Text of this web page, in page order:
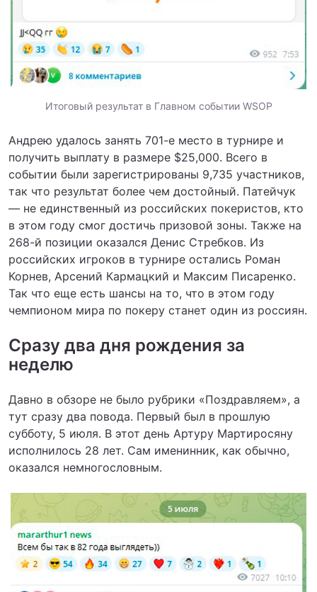
Итоговый результат в Главном событии WSOP
Андрею удалось занять 701-е место в турнире и
получить выплату в размере $25,000. Всего в
событии были зарегистрированы 9,735 участников,
так что результат более чем достойный. Патейчук
— не единственный из российских покеристов, кто
в этом году смог достичь призовой зоны. Также на
268-й позиции оказался Денис Стребков. Из
российских игроков в турнире остались Роман
Корнев, Арсений Кармацкий и Максим Писаренко.
Так что еще есть шансы на то, что в этом году
чемпионом мира по покеру станет один из россиян.
Сразу два дня рождения за
неделю
Давно в обзоре не было рубрики «Поздравляем», а
тут сразу два повода. Первый был в прошлую
субботу, 5 июля. В этот день Артуру Мартиросяну
исполнилось 28 лет. Сам именинник, как обычно,
оказался немногословным.